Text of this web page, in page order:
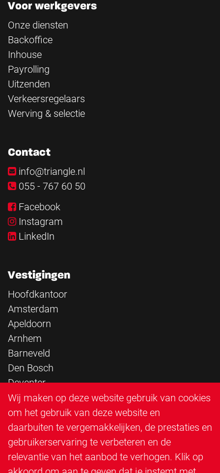
Voor werkgevers
Onze diensten
Backoffice
Inhouse
Payrolling
Uitzenden
Verkeersregelaars
Werving & selectie
Contact
info@triangle.nl
055 - 767 60 50
Facebook
Instagram
LinkedIn
Vestigingen
Hoofdkantoor
Amsterdam
Apeldoorn
Arnhem
Barneveld
Den Bosch
Deventer
Epe
Sittard
Triangle Infra
Triangle Steigerbouw
Utrecht
Wij maken op deze website gebruik van cookies
om het gebruik van deze website en
daarbuiten te vergemakkelijken, de prestaties en
gebruikerservaring te verbeteren en de
relevantie van het aanbod te verhogen. Klik op